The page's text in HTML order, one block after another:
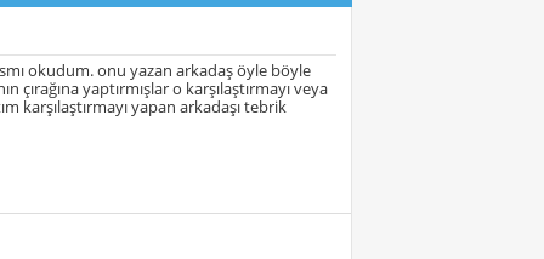
okudum. onu yazan arkadaş öyle böyle
yaptırmışlar o karşılaştırmayı veya
karşılaştırmayı yapan arkadaşı tebrik